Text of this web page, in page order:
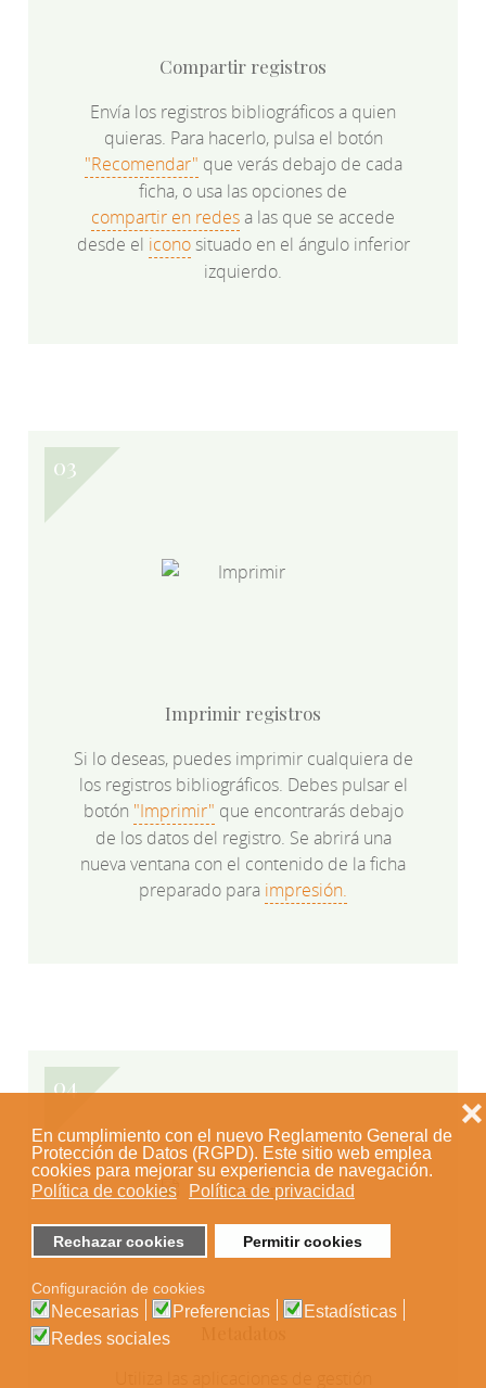
En cumplimiento con el nuevo Reglamento General de
Protección de Datos (RGPD). Este sitio web emplea
cookies para mejorar su experiencia de navegación.
Política de cookies
Política de privacidad
Rechazar cookies Permitir cookies
❌
Configuración de cookies
Necesarias Preferencias
Estadísticas
Redes sociales
Compartir registros
Envía los registros bibliográficos a quien
quieras. Para hacerlo, pulsa el botón
"Recomendar" que verás debajo de cada
ficha, o usa las opciones de
compartir en redesa las que se accede
desde el iconosituado en el ángulo inferior
izquierdo.
Imprimir registros
Si lo deseas, puedes imprimir cualquiera de
los registros bibliográficos. Debes pulsar el
botón "Imprimir" que encontrarás debajo
de los datos del registro. Se abrirá una
nueva ventana con el contenido de la ficha
preparado para impresión.